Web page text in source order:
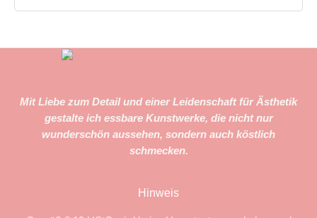
Mit Liebe zum Detail und einer Leidenschaft für Ästhetik
gestalte ich essbare Kunstwerke, die nicht nur
wunderschön aussehen, sondern auch köstlich
schmecken.
Hinweis